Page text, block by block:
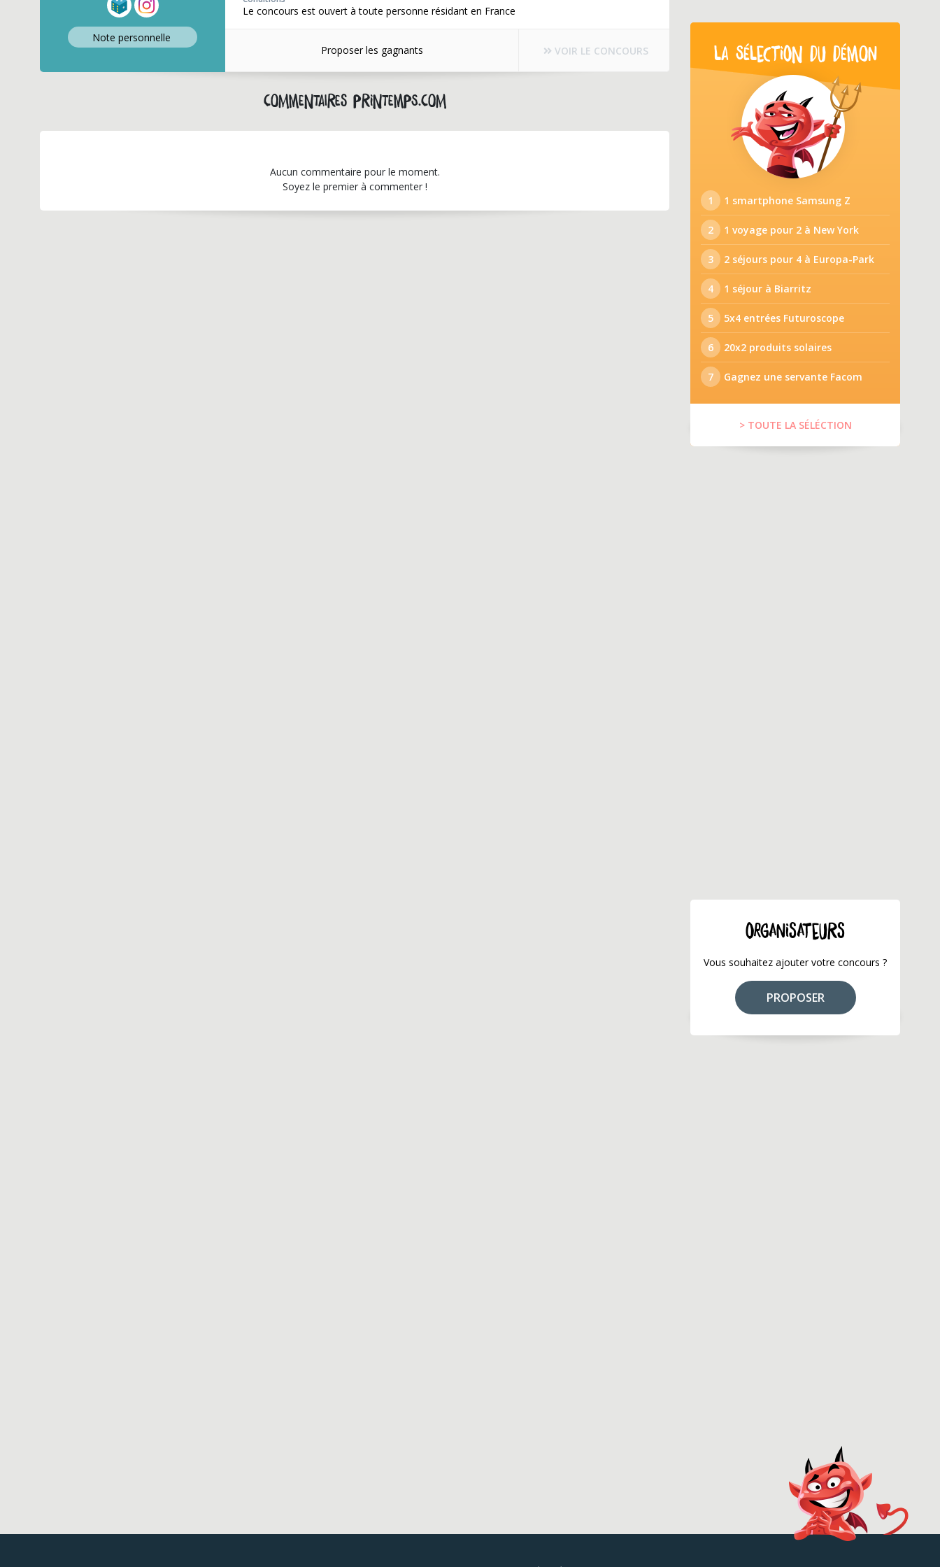
Note personnelle
Le concours est ouvert à toute personne résidant en France
Proposer les gagnants VOIR LE CONCOURS
Commentaires printemps.com
Aucun commentaire pour le moment.
Soyez le premier à commenter !
LA SÉLECTION DU DÉMON
1 1 smartphone Samsung Z
2 1 voyage pour 2 à New York
3 2 séjours pour 4 à Europa-Park
4 1 séjour à Biarritz
5 5x4 entrées Futuroscope
6 20x2 produits solaires
7 Gagnez une servante Facom
> TOUTE LA SÉLÉCTION
ORGANISATEURS
Vous souhaitez ajouter votre concours ?
PROPOSER